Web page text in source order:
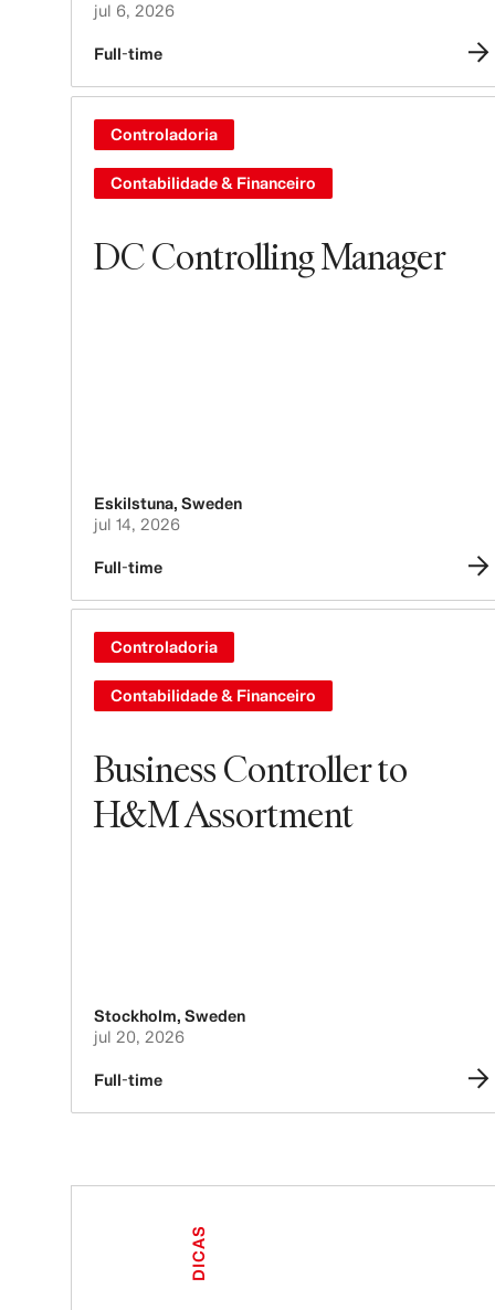
jul 6, 2026
Full-time
DC Controlling Manager
Controladoria
Contabilidade & Financeiro
Eskilstuna, Sweden
jul 14, 2026
Full-time
Business Controller to
H&M Assortment
Controladoria
Contabilidade & Financeiro
Stockholm, Sweden
jul 20, 2026
Full-time
DICAS